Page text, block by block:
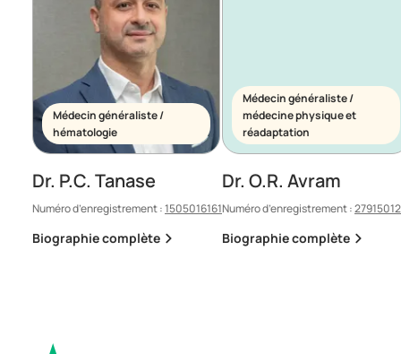
Médecin généraliste /
hématologie
Dr. P.C. Tanase
Numéro d’enregistrement :1505016161
Biographie complète
Médecin généraliste /
médecine physique et
réadaptation
Dr. O.R. Avram
Numéro d’enregistrement :
Biographie complète